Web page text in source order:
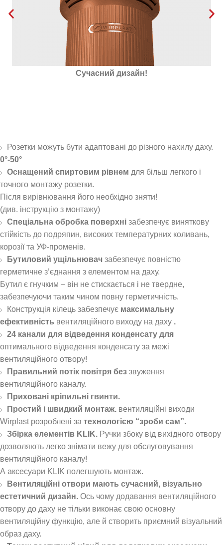
Утеплена пінополістиролом
Розетки можуть бути адаптовані до різного нахилу даху.
0°-50°
Оснащений спиртовим рівнем для більш легкого і
точного монтажу розетки.
Після вирівнювання його необхідно зняти!
(див. інструкцію з монтажу)
Спеціальна обробка поверхні забезпечує виняткову
стійкість до подряпин, високих температурних коливань,
корозії та УФ-променів.
Бутиловий ущільнювач забезпечує повністю
герметичне з’єднання з елементом на даху.
Бутил є гнучким – він не стискається і не твердне,
забезпечуючи таким чином повну герметичність.
Конструкція кілець забезпечує максимальну
ефективність вентиляційного виходу на даху .
24 канали для відведення конденсату для
оптимального відведення конденсату за межі
вентиляційного отвору!
Правильний потік повітря без звуження
вентиляційного каналу.
Приховані кріпильні гвинти.
Простий і швидкий монтаж. вентиляційні виходи
Wirplast розроблені за технологією “зроби сам”.
Збірка елементів KLIK. Ручки збоку від вихідного отвору
дозволяють легко знімати вежу для обслуговування
вентиляційного каналу!
А аксесуари KLIK полегшують монтаж.
Вентиляційні отвори мають сучасний, візуально
естетичний дизайн. Ось чому додавання вентиляційного
отвору до даху не тільки виконає свою основну
вентиляційну функцію, але й створить приємний візуальний
образ даху.